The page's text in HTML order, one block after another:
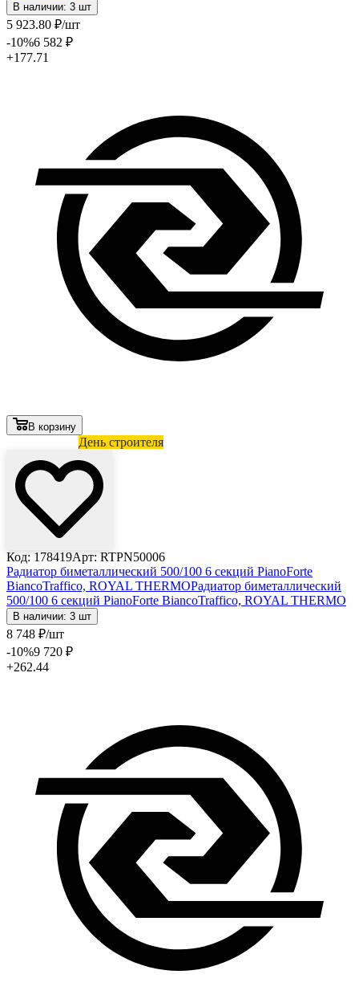
В наличии: 3 шт
5 923.80 ₽/шт
-10%6 582 ₽
+177.71
В корзину
День строителя
Код: 178419Арт: RTPN50006
Радиатор биметаллический 500/100 6 секций PianoForte
BiancoTraffico, ROYAL THERMOРадиатор биметаллический
500/100 6 секций PianoForte BiancoTraffico, ROYAL THERMO
В наличии: 3 шт
8 748 ₽/шт
-10%9 720 ₽
+262.44